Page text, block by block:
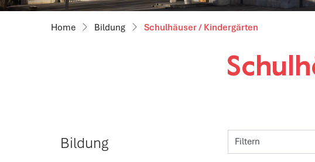
Bildung Schulhäuser / Kindergärten
Bildung Filtern